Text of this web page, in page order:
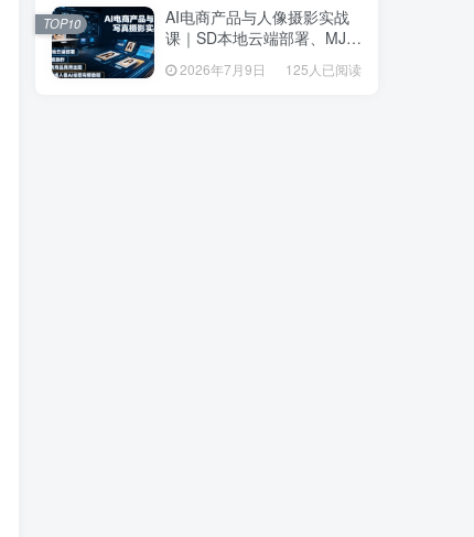
AI电商产品与人像摄影实战
课｜SD本地云端部署、MJ全
套操作、多品类商品商用出
图、创意风格人像AI绘图完
2026年7月9日 125人已阅读
TOP10
AI电商产品与人像摄影实战
课｜SD本地云端部署、MJ全
图、创意风格人像AI绘图完
2026年7月9日 125人已阅读
TOP10